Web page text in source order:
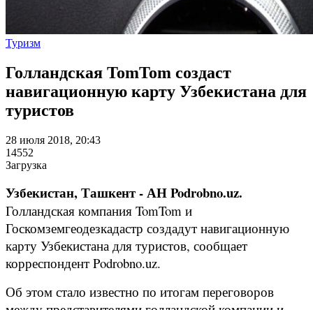
Туризм
Голландская TomTom создаст
навигационную карту Узбекистана для
туристов
28 июля 2018, 20:43
14552
Загрузка
Узбекистан, Ташкент - АН Podrobno.uz.
Голландская компания TomTom и
Госкомземгеодезкадастр создадут навигационную
карту Узбекистана для туристов, сообщает
корреспондент Podrobno.uz.
Об этом стало известно по итогам переговоров